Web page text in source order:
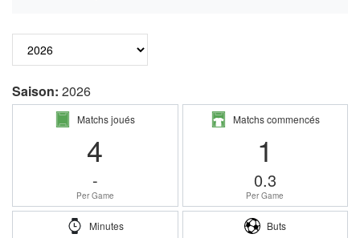
Saison: 2026
Matchs joués
4
-
Per Game
Matchs commencés
1
0.3
Per Game
Minutes Buts